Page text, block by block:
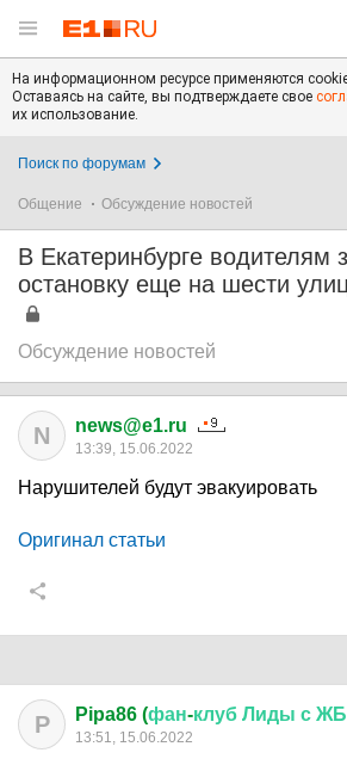
На информационном ресурсе применяются
Оставаясь на сайте, вы подтверждаете свое
их использование.
Поиск по форумам
Общение Обсуждение новостей
В Екатеринбурге водителям
остановку еще на шести
Обсуждение новостей
N news@e1.ru
13:39, 15.06.2022
Нарушителей будут эвакуировать
Оригинал статьи
P Pipa86 (фан-клуб Лиды с
13:51, 15.06.2022